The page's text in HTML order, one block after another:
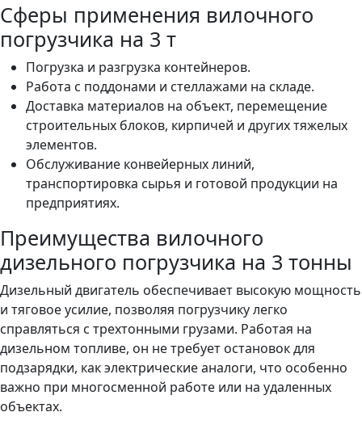
Сферы применения вилочного
погрузчика на 3 т
Погрузка и разгрузка контейнеров.
Работа с поддонами и стеллажами на складе.
Доставка материалов на объект, перемещение
строительных блоков, кирпичей и других тяжелых
элементов.
Обслуживание конвейерных линий,
транспортировка сырья и готовой продукции на
предприятиях.
Преимущества вилочного
дизельного погрузчика на 3 тонны
Дизельный двигатель обеспечивает высокую мощность
и тяговое усилие, позволяя погрузчику легко
справляться с трехтонными грузами. Работая на
дизельном топливе, он не требует остановок для
подзарядки, как электрические аналоги, что особенно
важно при многосменной работе или на удаленных
объектах.